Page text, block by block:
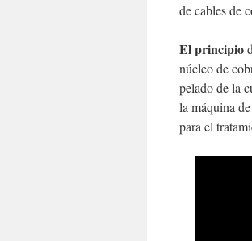
de cables de
El principio
núcleo de
pelado de la
la máquina
para el